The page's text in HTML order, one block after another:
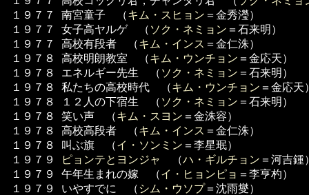
１９７７
１９７７
１９７７
１９７８
１９７８
１９７８
１９７８
１９７８
１９７８
１９７８
１９７９
１９７９
１９７９
南宮童子 （キム・スヒョン ＝金秀瀅）
女子高ヤルゲ （ ソク・ネミョン ＝石来明）
高校有段者 （キム・インス ＝金仁洙）
高校明朗教室 （キム・ウンチョン ＝金応天）
エネルギー先生 （ ソク・ネミョン ＝石来明）
私たちの高校時代 （キム・ウンチョン ＝金応天
１２人の下宿生 （ ソク・ネミョン ＝石来明）
笑い声 （キム・スヨン ＝金洙容）
高校高段者 （キム・インス ＝金仁洙）
叫ぶ旗 （イ・ソンミン ＝李星珉）
ピョンテとヨンジャ
（ハ・ギルチョン ＝河吉鍾
午年生まれの嫁 （イ・ヒョンピョ ＝李亨杓）
いやすでに （ シム・ウソプ＝沈雨燮）